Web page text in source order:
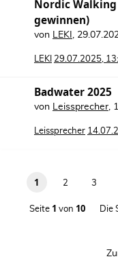
Nordic Walking
gewinnen)
von LEKI ,
LEKI 29.07.2025,
Badwater 2025
von Leissprecher,
Leissprecher
1 2 3
Seite 1 von 10 Die